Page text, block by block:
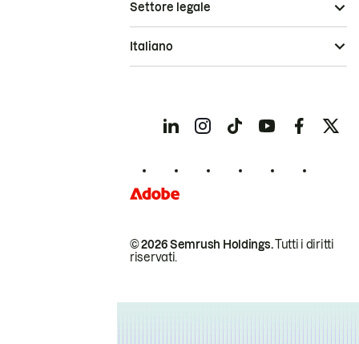
© 2026 Semrush Holdings.Tutti i diritti
riservati.
Settore legale
Italiano